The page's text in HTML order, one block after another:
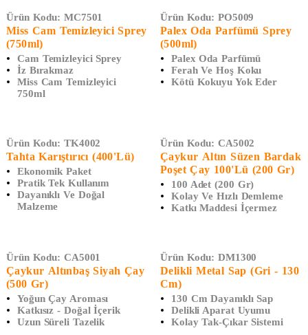
Ürün Kodu: MC7501
Miss Cam Temizleyici Sprey
(750ml)
Cam Temizleyici Sprey
İz Bırakmaz
Miss Cam Temizleyici
750ml
Ürün Kodu: PO5009
Palex Oda Parfümü Sprey
(500ml)
Palex Oda Parfümü
Ferah Ve Hoş Koku
Kötü Kokuyu Yok Eder
Ürün Kodu: TK4002
Tahta Karıştırıcı (400'lü)
Ekonomik Paket
Pratik Tek Kullanım
Dayanıklı Ve Doğal
Malzeme
Ürün Kodu: CA5002
Çaykur Altın Süzen Bardak
Poşet Çay 100'lü (200 Gr)
100 Adet (200 Gr)
Kolay Ve Hızlı Demleme
Katkı Maddesi İçermez
Ürün Kodu: CA5001
Çaykur Altınbaş Siyah Çay
(500 Gr)
Yoğun Çay Aroması
Katkısız - Doğal İçerik
Uzun Süreli Tazelik
Ürün Kodu: DM1300
Delikli Metal Sap (Gri - 130
Cm)
130 Cm Dayanıklı Sap
Delikli Aparat Uyumu
Kolay Tak-Çıkar Sistemi